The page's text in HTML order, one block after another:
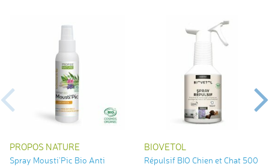
PROPOS NATURE
Spray Mousti'Pic Bio Anti
BIOVETOL
Répulsif BIO Chien et Chat 500